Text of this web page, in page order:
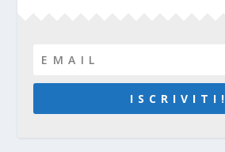
I S C R I V I T I !